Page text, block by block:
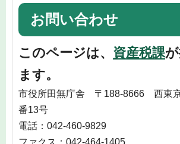
お問い合わせ
このページは、 資産税課
ます。
市役所田無庁舎 〒188-8666 西東
番13号
電話：042-460-9829